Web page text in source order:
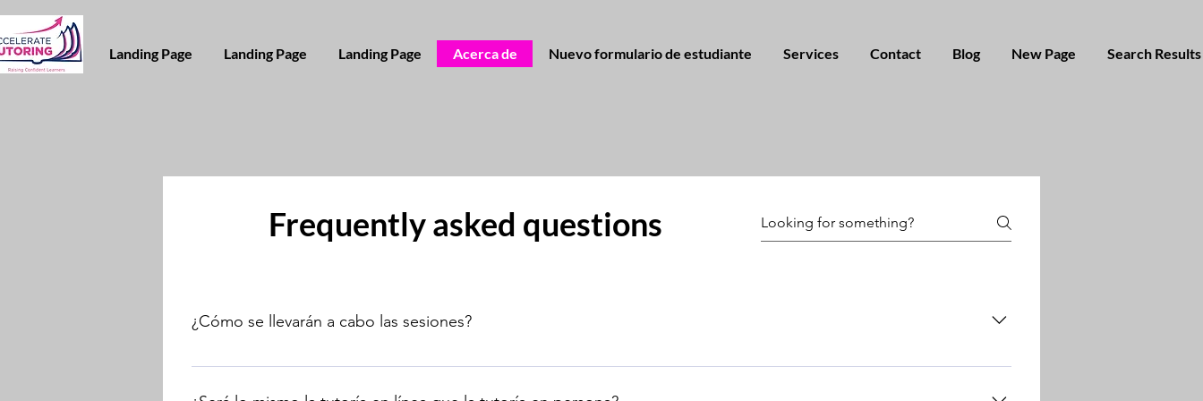
Landing Page Landing Page Landing Page Acerca de Nuevo formulario de estudiante Services Contact Blog New Page Search Results
Frequently asked questions
¿Cómo se llevarán a cabo las sesiones?
Necesitará una computadora o computadora portátil con cámara y acceso a Internet de alta velocidad. Usaremos el software de